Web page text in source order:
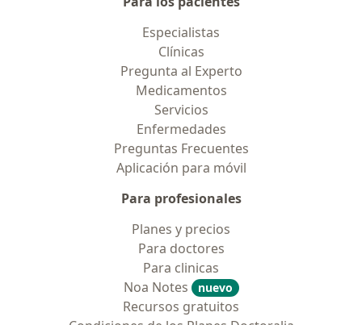
Especialistas
Clínicas
Pregunta al Experto
Medicamentos
Servicios
Enfermedades
Preguntas Frecuentes
Aplicación para móvil
Para profesionales
Planes y precios
Para doctores
Para clinicas
Noa Notes
nuevo
Recursos gratuitos